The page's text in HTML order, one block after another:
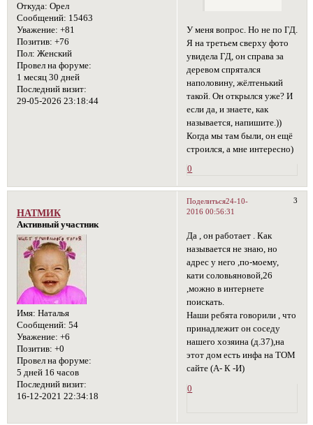
Откуда: Орел
Сообщений: 15463
Уважение: +81
Позитив: +76
Пол: Женский
Провел на форуме:
1 месяц 30 дней
Последний визит:
29-05-2026 23:18:44
У меня вопрос. Но не по ГД.
Я на третьем сверху фото
увидела ГД, он справа за
деревом спрятался
наполовину, жёлтенький
такой. Он открылся уже? И
если да, и знаете, как
называется, напишите.))
Когда мы там были, он ещё
строился, а мне интересно)
0
Поделиться 3
24-10-
2016 00:56:31
НАТМИК
Активный участник
Имя: Наталья
Сообщений: 54
Уважение: +6
Позитив: +0
Провел на форуме:
5 дней 16 часов
Последний визит:
16-12-2021 22:34:18
Да , он работает . Как
называется не знаю, но
адрес у него ,по-моему,
кати соловьяновой,26
,можно в интернете
поискать.
Наши ребята говорили , что
принадлежит он соседу
нашего хозяина (д.37),на
этот дом есть инфа на ТОМ
сайте (А- К -И)
0